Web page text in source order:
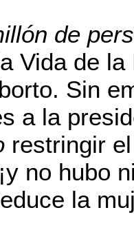
de
Vida de
Sin
a la
restringir
no hubo
la